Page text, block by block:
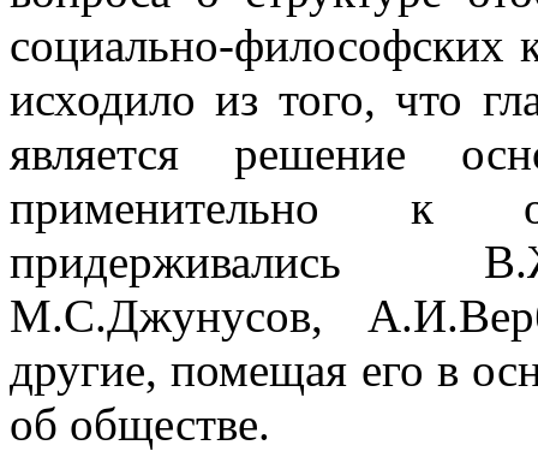
социально-философских
исходило из того, что
является решение
применительно к
придерживались
М.С.Джунусов,
другие, помещая его в
об обществе.